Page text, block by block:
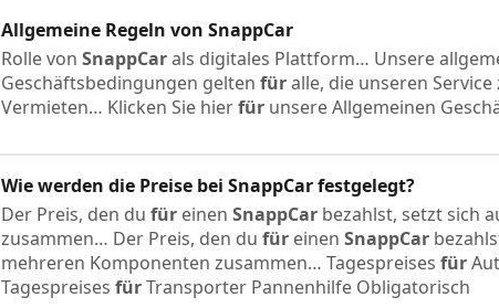
Allgemeine Regeln von SnappCar
Rolle von SnappCarals digitales Plattform… Unsere
Geschäftsbedingungen gelten füralle, die unseren
Vermieten… Klicken Sie hierfür unsere Allgemeinen
Wie werden die Preise bei SnappCarfestgelegt?
Der Preis, den du für einen SnappCar bezahlst, setzt sich
zusammen… Der Preis, den du für einen SnappCar
mehreren Komponenten zusammen… Tagespreises für
Tagespreises fürTransporter Pannenhilfe Obligatorisch